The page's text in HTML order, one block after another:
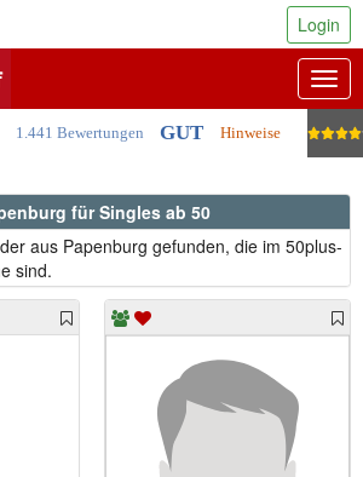
1.441 Bewertungen GUT Hinweise
Login
für Singles ab 50
aus Papenburg gefunden, die im 50plus-
sind.